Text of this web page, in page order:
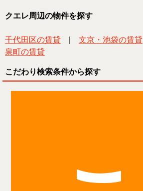
クエレ周辺の物件を探す
千代田区の賃貸 文京・池袋の賃貸
泉町の賃貸
こだわり検索条件から探す